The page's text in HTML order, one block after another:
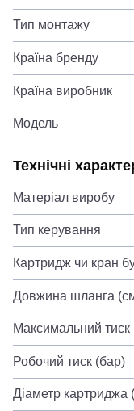
Тип монтажу
Країна бренду
Країна виробник
Модель
Технічні
Матеріал виробу
Тип керування
Картридж чи кран
Довжина шланга
Максимальний тиск
Робочий тиск (бар)
Діаметр картриджа